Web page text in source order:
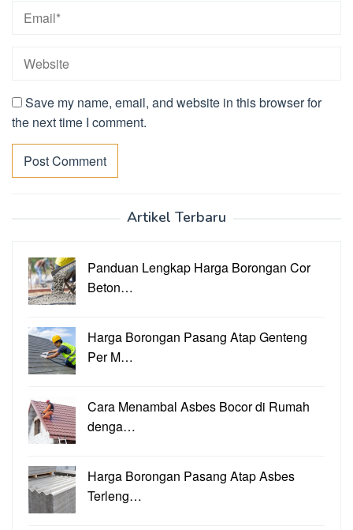
Save my name, email, and website in this browser for
the next time I comment.
Artikel Terbaru
Panduan Lengkap Harga Borongan Cor
Beton…
Harga Borongan Pasang Atap Genteng
Per M…
Cara Menambal Asbes Bocor di Rumah
denga…
Harga Borongan Pasang Atap Asbes
Terleng…